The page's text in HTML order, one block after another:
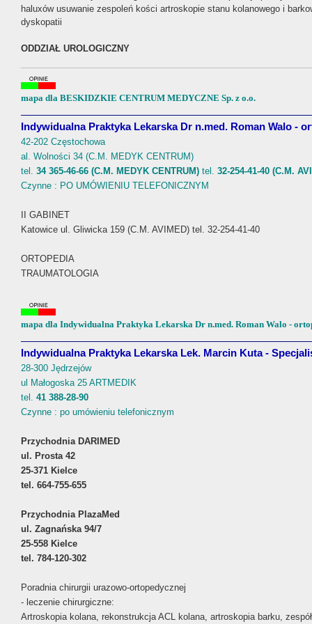
haluxów usuwanie zespoleń kości artroskopie stanu kolanowego i
dyskopatii
ODDZIAŁ UROLOGICZNY
małoinwazyjnych metod operacyjnych w schorzeniach urologicznych
moczowego i gruczołu krokowego (prostaty), leczenie torbieli
w oddawaniu moczu - w tym nietrzymania.
Zabiegi w ramach oddziału:
leczenie zabiegowe łagodnego przerostu prostaty metodą endoskopową
(małoinwazyjna operacja przez cewkę moczową bez naruszania powłok
leczenie zabiegowe przerostu szyi pęcherza moczowego u mężczyzn
rozszerzanie cewki moczowej
leczenie zabiegowe nabytych zwężeń cewki moczowej metodą
operacje endoskopowe kamicy pęcherza moczowego, uchyłków
leczenie operacyjne skrzywień prącia, wad wrodzonych prącia takich
leczenie operacyjne wodniaków jądra, wodniaków powrózka
i innych zmian w obrębie moszny, korekcja nadmiaru skóry moszny
leczenie laparoskopowe nadmiernie ruchomej nerki
ODDZIAŁ GINEKOLOGICZNY
W oddziale oferujemy pełny zakres małych zabiegów
konizacje, pełny zakres klasycznych operacji ginekologicznych
Zabiegi w ramach oddziału:
pobieranie wycinków, zabiegi w zakresie szyjki macicy)
histeroskopie
plastyka pochwy
operacyjne korekcje położenia macicy
laparoskopowa diagnostyka niepłodności
operacje usunięcia macicy i/lub przydatków
PORADNIE SPECJALISTYCZNE
oraz w Szpitalu Zabiegowym przy ul. Młodzieżowej 21.
Obydwa obiekty Beskidzkiego Centrum Medycznego mają dogodne
mapa dla BESKIDZKIE CENTRUM MEDYCZNE Sp. z o.o.
Indywidualna Praktyka Lekarska Dr n.med. Roman Walo -
42-202 Częstochowa
al. Wolności 34 (C.M. MEDYK CENTRUM)
tel. 34 365-46-66 (C.M. MEDYK CENTRUM) tel. 32-254-41-40 (C.M.
Czynne : PO UMÓWIENIU TELEFONICZNYM
II GABINET
Katowice ul. Gliwicka 159 (C.M. AVIMED) tel. 32-254-41-40
ORTOPEDIA
TRAUMATOLOGIA
mapa dla Indywidualna Praktyka Lekarska Dr n.med. Roman Walo -
Indywidualna Praktyka Lekarska Lek. Marcin Kuta -
28-300 Jędrzejów
ul Małogoska 25 ARTMEDIK
tel. 41 388-28-90
Czynne : po umówieniu telefonicznym
Przychodnia DARIMED
ul. Prosta 42
25-371 Kielce
tel. 664-755-655
Przychodnia PlazaMed
ul. Zagnańska 94/7
25-558 Kielce
tel. 784-120-302
Poradnia chirurgii urazowo-ortopedycznej
- leczenie chirurgiczne:
Artroskopia kolana, rekonstrukcja ACL kolana, artroskopia barku,